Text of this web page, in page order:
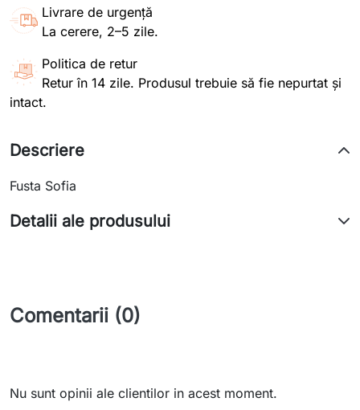
Livrare de urgență
La cerere, 2–5 zile.
Politica de retur
Retur în 14 zile. Produsul trebuie să fie nepurtat și
intact.
Descriere
Fusta Sofia
Detalii ale produsului
Comentarii (0)
Nu sunt opinii ale clientilor in acest moment.